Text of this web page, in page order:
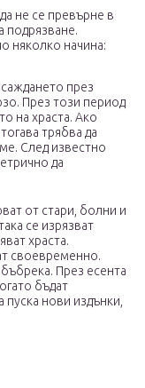
не се превърне в
подрязване.
няколко начина:
през
През този период
на храста. Ако
трябва да
След известно
да
от стари, болни и
се изрязват
храста.
своевременно.
През есента
бъдат
нови издънки,